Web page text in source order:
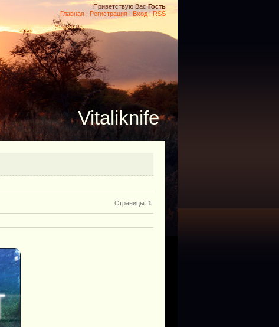
Приветствую Вас Гость
Главная | Регистрация | Вход|RSS
Vitaliknife
Страницы: 1